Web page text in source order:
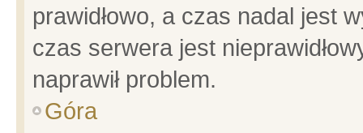
prawidłowo, a czas nadal jest
czas serwera jest
naprawił problem.
Góra